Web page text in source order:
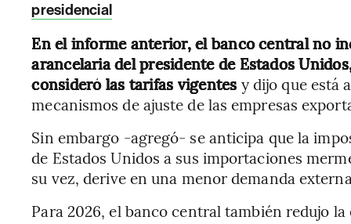
presidencial
En el informe anterior, el banco central no
arancelaria del presidente de Estados
consideró las tarifas vigentes y dijo que está
mecanismos de ajuste de las empresas
Sin embargo -agregó- se anticipa que la
de Estados Unidos a sus importaciones
su vez, derive en una menor demanda
Para 2026, el banco central también redujo